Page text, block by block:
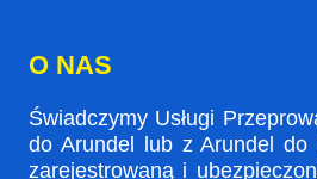
O NAS
Świadczymy Usługi
do Arundel lub z Arundel do
zarejestrowaną i